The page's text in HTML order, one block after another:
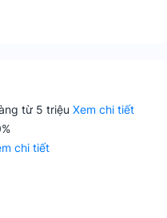
từ 5 triệu Xem chi tiết
chi tiết